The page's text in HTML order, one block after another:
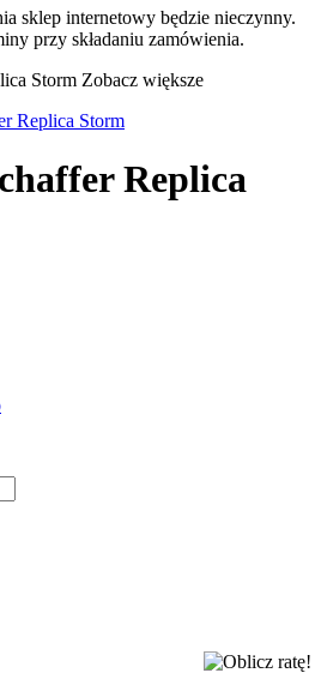
sklep internetowy będzie nieczynny.
przy składaniu zamówienia.
Zobacz większe
Replica